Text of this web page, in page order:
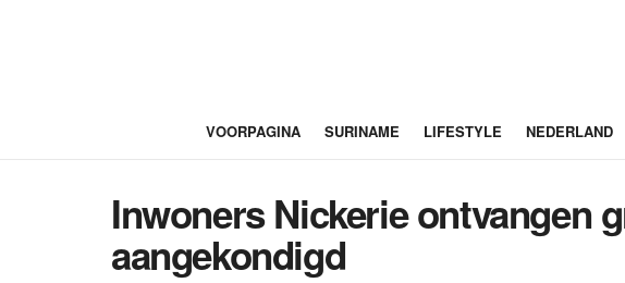
VOORPAGINA SURINAME LIFESTYLE NEDERLAND
Inwoners Nickerie ontvangen
aangekondigd